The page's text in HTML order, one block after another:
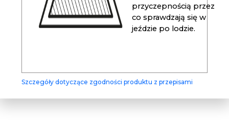
przyczepnością przez
co sprawdzają się w
jeździe po lodzie.
Szczegóły dotyczące zgodności produktu z przepisami